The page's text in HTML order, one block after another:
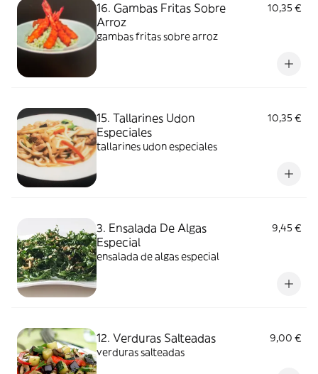
16. Gambas Fritas Sobre
Arroz
10,35 €
gambas fritas sobre arroz
15. Tallarines Udon
Especiales
10,35 €
tallarines udon especiales
3. Ensalada De Algas
Especial
9,45 €
ensalada de algas especial
12. Verduras Salteadas
9,00 €
verduras salteadas